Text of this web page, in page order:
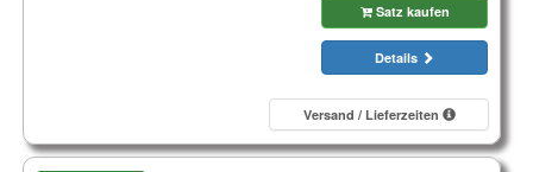
Satz kaufen
Details
Versand / Lieferzeiten